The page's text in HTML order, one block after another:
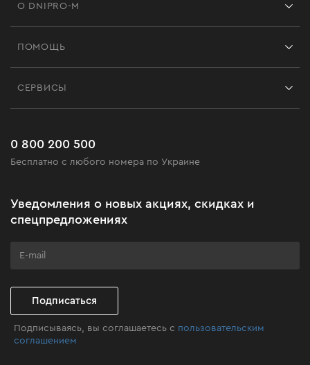
О DNIPRO-M
Черная пятница
Клуб мастерства
ПОМОЩЬ
Часто задаваемые вопросы
СЕРВИСЫ
0 800 200 500
Бесплатно с любого номера по Украине
Уведомления о новых акциях, скидках и
спецпредложениях
Подписаться
Подписываясь, вы соглашаетесь с пользовательским
соглашением